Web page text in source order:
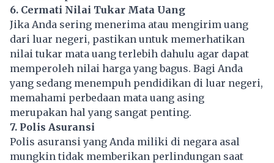
6. Cermati Nilai Tukar Mata Uang
Jika Anda sering menerima atau mengirim uang
dari luar negeri, pastikan untuk memerhatikan
nilai tukar mata uang terlebih dahulu agar dapat
memperoleh nilai harga yang bagus. Bagi Anda
yang sedang menempuh pendidikan di luar negeri,
memahami perbedaan mata uang asing
merupakan hal yang sangat penting.
7. Polis Asuransi
Polis asuransi yang Anda miliki di negara asal
mungkin tidak memberikan perlindungan saat